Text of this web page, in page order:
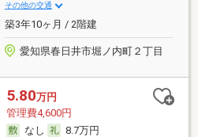
その他の交通
築3年10ヶ月 / 2階建
愛知県春日井市堀ノ内町２丁目
5.80万円
管理費4,600円
なし
8.7万円